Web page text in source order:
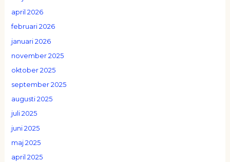
april 2026
februari 2026
januari 2026
november 2025
oktober 2025
september 2025
augusti 2025
juli 2025
juni 2025
maj 2025
april 2025